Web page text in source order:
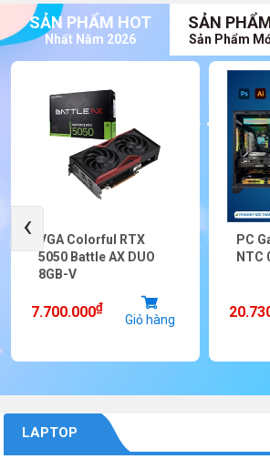
SẢN PHẨM HOT
Nhất Năm 2026
SẢN
Sản Phẩm
VGA Colorful RTX
5050 Battle AX DUO
8GB-V
7.700.000₫
Giỏ hàng
PC
NTC
‹
LAPTOP